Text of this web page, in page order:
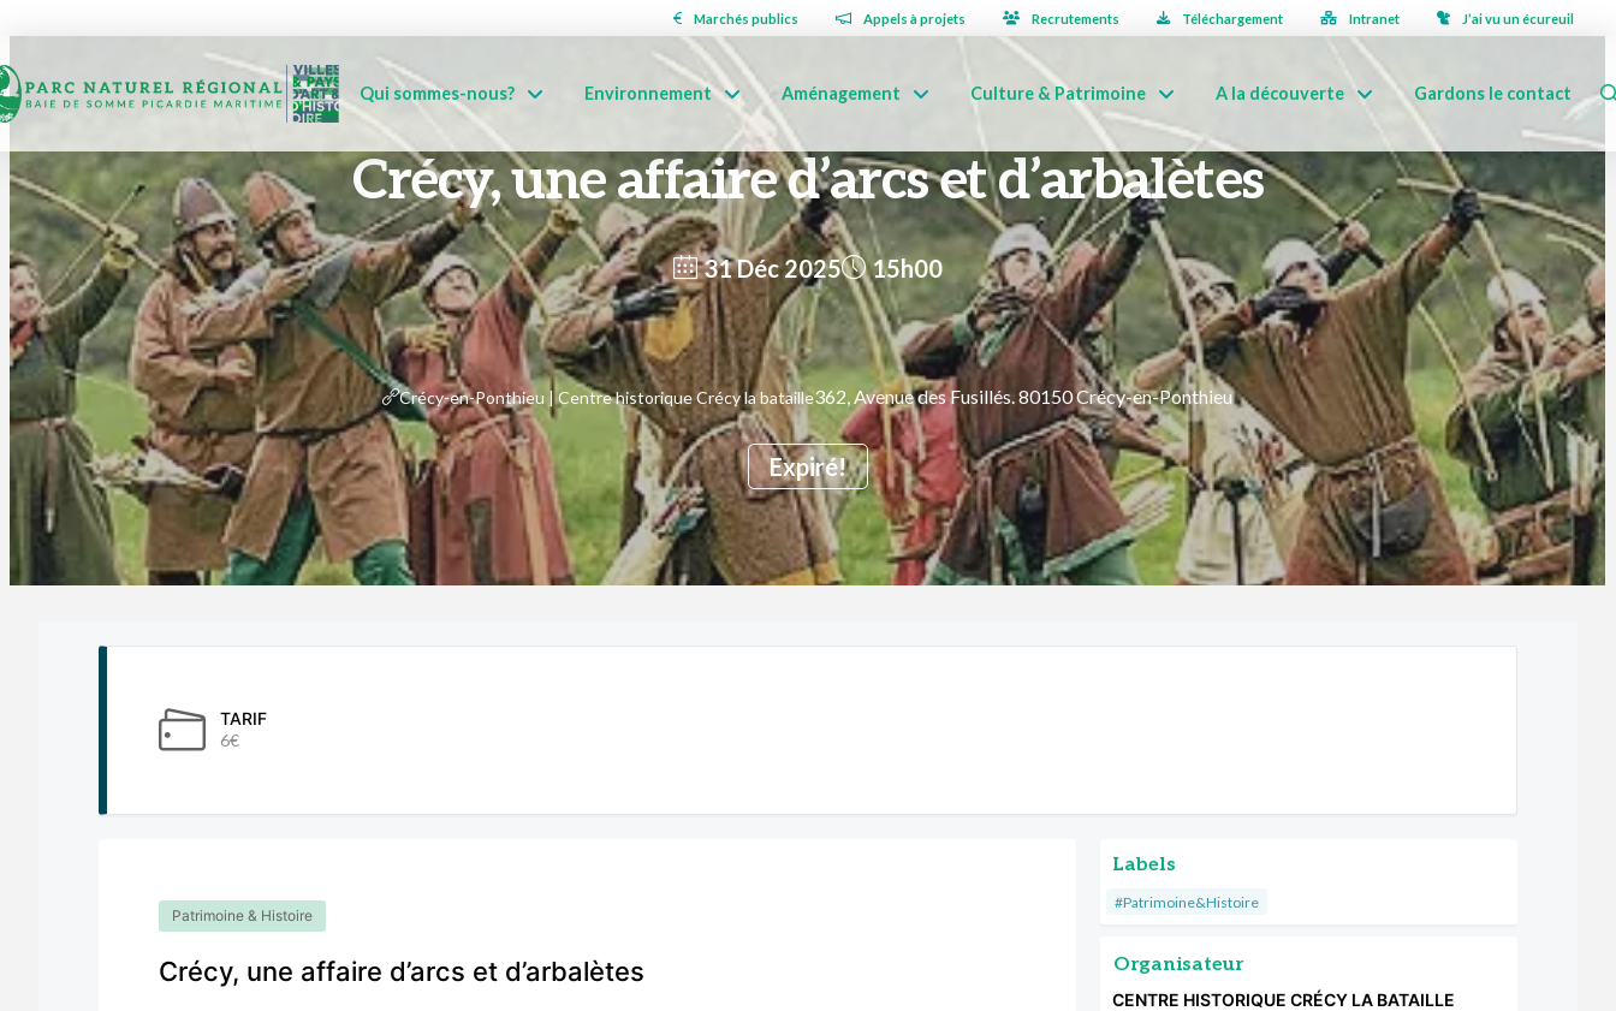
Marchés publics Appels à projets Recrutements Téléchargement Intranet J’ai vu un écureuil
Qui sommes-nous? Environnement Aménagement Culture & Patrimoine A la découverte Gardons le contact
Crécy, une affaire d’arcs et d’arbalètes
31 Déc 2025
Expiré!
15h00
Crécy-en-Ponthieu | Centre historique Crécy la bataille362, Avenue des Fusillés. 80150 Crécy-en-Ponthieu
TARIF
6€
Patrimoine & Histoire
Crécy, une affaire d’arcs et d’arbalètes
Labels
#Patrimoine&Histoire
Organisateur
CENTRE HISTORIQUE CRÉCY LA BATAILLE